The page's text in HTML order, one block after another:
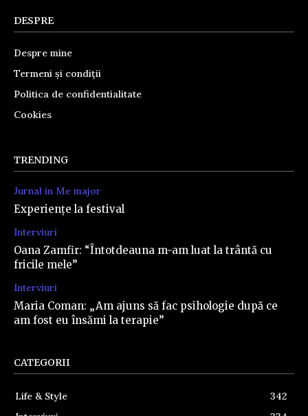
DESPRE
Despre mine
Termeni și condiții
Politica de confidentialitate
Cookies
TRENDING
Jurnal in Me major
Experiențe la festival
Interviuri
Oana Zamfir: “Întotdeauna m-am luat la trântă cu
fricile mele”
Interviuri
Maria Coman: „Am ajuns să fac psihologie după ce
am fost eu însămi la terapie”
CATEGORII
Life & Style
342